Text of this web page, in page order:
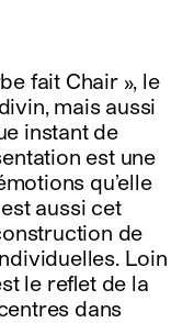
fait Chair », le
mais aussi
instant de
est une
qu’elle
aussi cet
de
Loin
le reflet de la
dans